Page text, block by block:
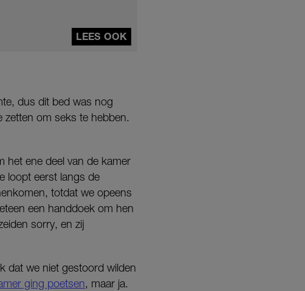
LEES OOK
dus dit bed was nog
zetten om seks te hebben.
het ene deel van de kamer
loopt eerst langs de
totdat we opeens
een handdoek om hen
sorry, en zij
dat we niet gestoord wilden
ging poetsen, maar ja.